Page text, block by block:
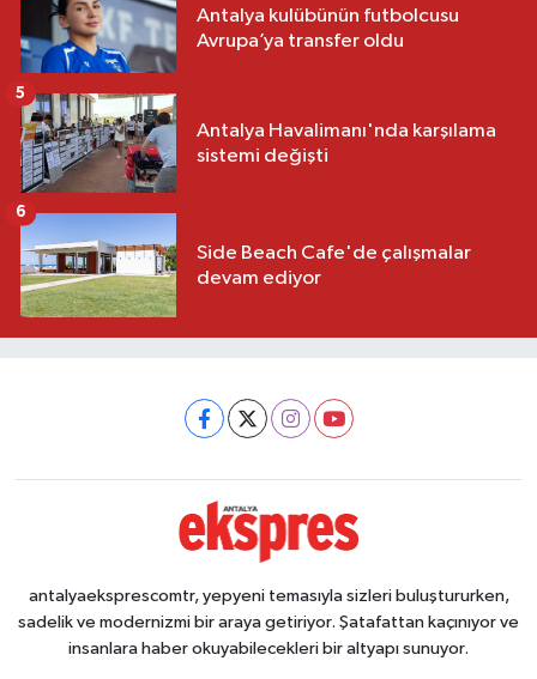
Antalya kulübünün futbolcusu
Avrupa’ya transfer oldu
Antalya Havalimanı'nda karşılama
sistemi değişti
5
Side Beach Cafe'de çalışmalar
devam ediyor
6
antalyaeksprescomtr, yepyeni temasıyla sizleri buluştururken,
sadelik ve modernizmi bir araya getiriyor. Şatafattan kaçınıyor ve
insanlara haber okuyabilecekleri bir altyapı sunuyor.